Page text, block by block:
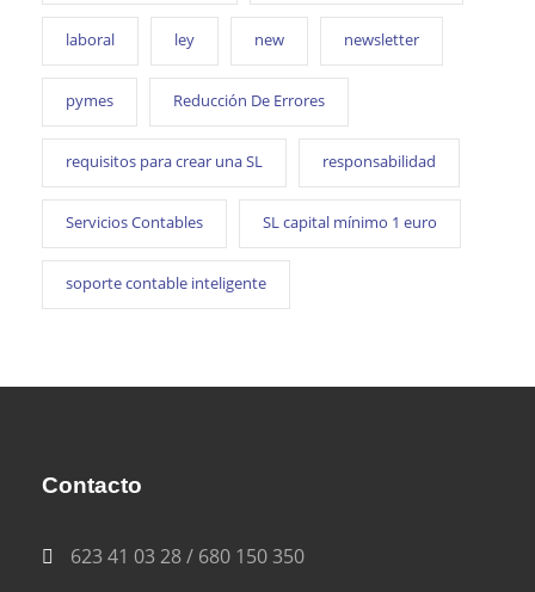
laboral ley new newsletter
pymes Reducción De Errores
requisitos para crear una SL responsabilidad
Servicios Contables SL capital mínimo 1 euro
soporte contable inteligente
Contacto
623 41 03 28 / 680 150 350